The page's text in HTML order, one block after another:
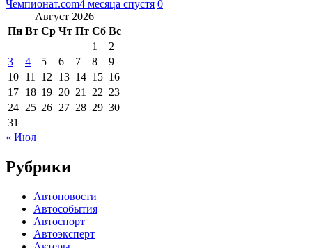
Чемпионат.com4 месяца спустя 0
Август 2026
Пн Вт Ср Чт Пт Сб Вс
1
2
3
4 5 6 7 8
9
10 11 12 13 14 15 16
17 18 19 20 21 22 23
24 25 26 27 28 29 30
31
« Июл
Рубрики
Автоновости
Автособытия
Автоспорт
Автоэксперт